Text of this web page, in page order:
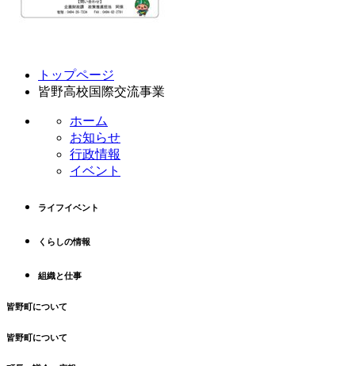
トップページ
皆野高校国際交流事業
ホーム
お知らせ
行政情報
イベント
ライフイベント
くらしの情報
組織と仕事
皆野町について
皆野町について